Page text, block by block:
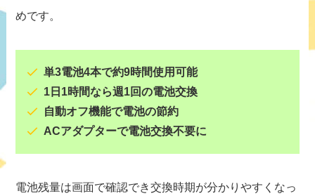
めです。
単3電池4本で約9時間使用可能
1日1時間なら週1回の電池交換
自動オフ機能で電池の節約
ACアダプターで電池交換不要に
電池残量は画面で確認でき交換時期が分かりやすくなっ